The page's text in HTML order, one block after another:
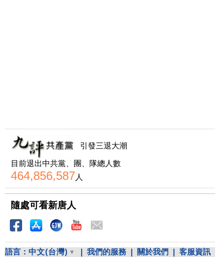
引發三退大潮
目前退出中共黨、團、隊總人數
464,856,587人
隨處可看新唐人
語言： 中文(台灣) 我們的服務 關於我們 客服資訊